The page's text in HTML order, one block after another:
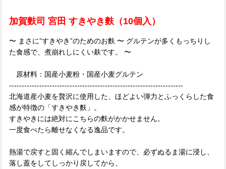
加賀麩司 宮田 すきやき麩（10個入）
〜 まさに”すきやき”のためのお麩 〜 グルテンが多くもっちりし
た食感で、煮崩れしにくい麸です。 〜
原材料：国産小麦粉・国産小麦グルテン
---------------------------------------------------------------------
北海道産小麦を贅沢に使用した、ほどよい弾力とふっくらした食
感が特徴の「すきやき麩」。
すきやきには絶対にこちらの麩がかかせません。
一度食べたら離せなくなる逸品です。
熱湯で戻すと固く縮んでしまいますので、必ずぬるま湯に浸し、
落し蓋をしてしっかり戻してから、